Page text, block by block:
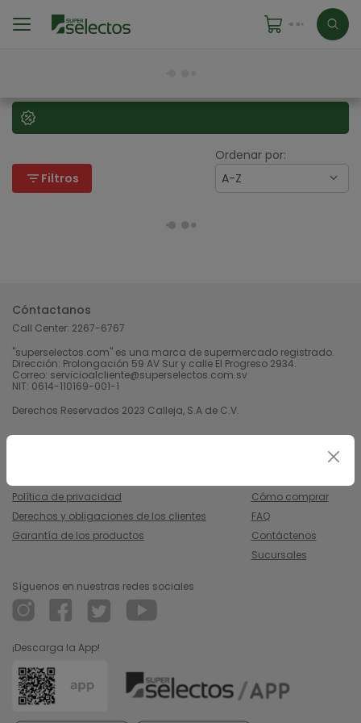
filter_list Filtros
Ordenar por:
A-Z
Cóntactanos
Call Center: 2267-6767
"superselectos.com" es una marca de supermercado registrado.
Dirección: Prolongación 59 AV Sur y calle El Progreso 2934.
Correo: servicioalcliente@superselectos.com.sv
NIT: 0614-110169-001-1
Derechos Reservados 2023 Calleja, S.A de C.V.
Política de privacidad
Derechos y obligaciones de los clientes
Garantía de los productos
Cómo comprar
FAQ
Contáctenos
Sucursales
Síguenos en nuestras redes sociales
¡Descarga la App!